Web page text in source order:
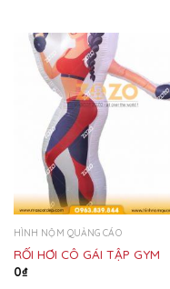
HÌNH NỘM QUẢNG CÁO
RỐI HƠI CÔ GÁI TẬP GYM
0₫